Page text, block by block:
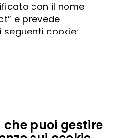
con il nome
e prevede
seguenti cookie:
puoi gestire